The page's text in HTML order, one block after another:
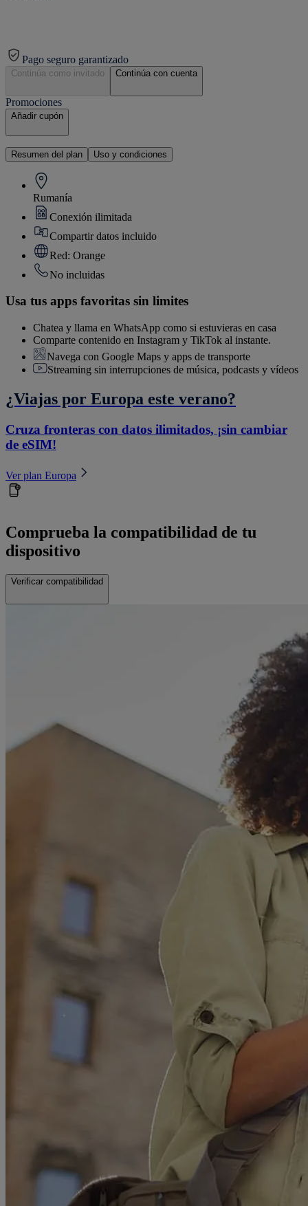
Pago seguro garantizado
Continúa como invitado Continúa con cuenta
Promociones
Añadir cupón
Resumen del plan Uso y condiciones
Rumanía
Conexión ilimitada
Compartir datos incluido
Red: Orange
No incluidas
Usa tus apps favoritas sin limites
Chatea y llama en WhatsApp como si estuvieras en casa
Comparte contenido en Instagram y TikTok al instante.
Navega con Google Maps y apps de transporte
Streaming sin interrupciones de música, podcasts y vídeos
¿Viajas por Europa este verano?
Cruza fronteras con datos ilimitados, ¡sin cambiar
de eSIM!
Ver plan Europa
Comprueba la compatibilidad de tu
dispositivo
Verificar compatibilidad